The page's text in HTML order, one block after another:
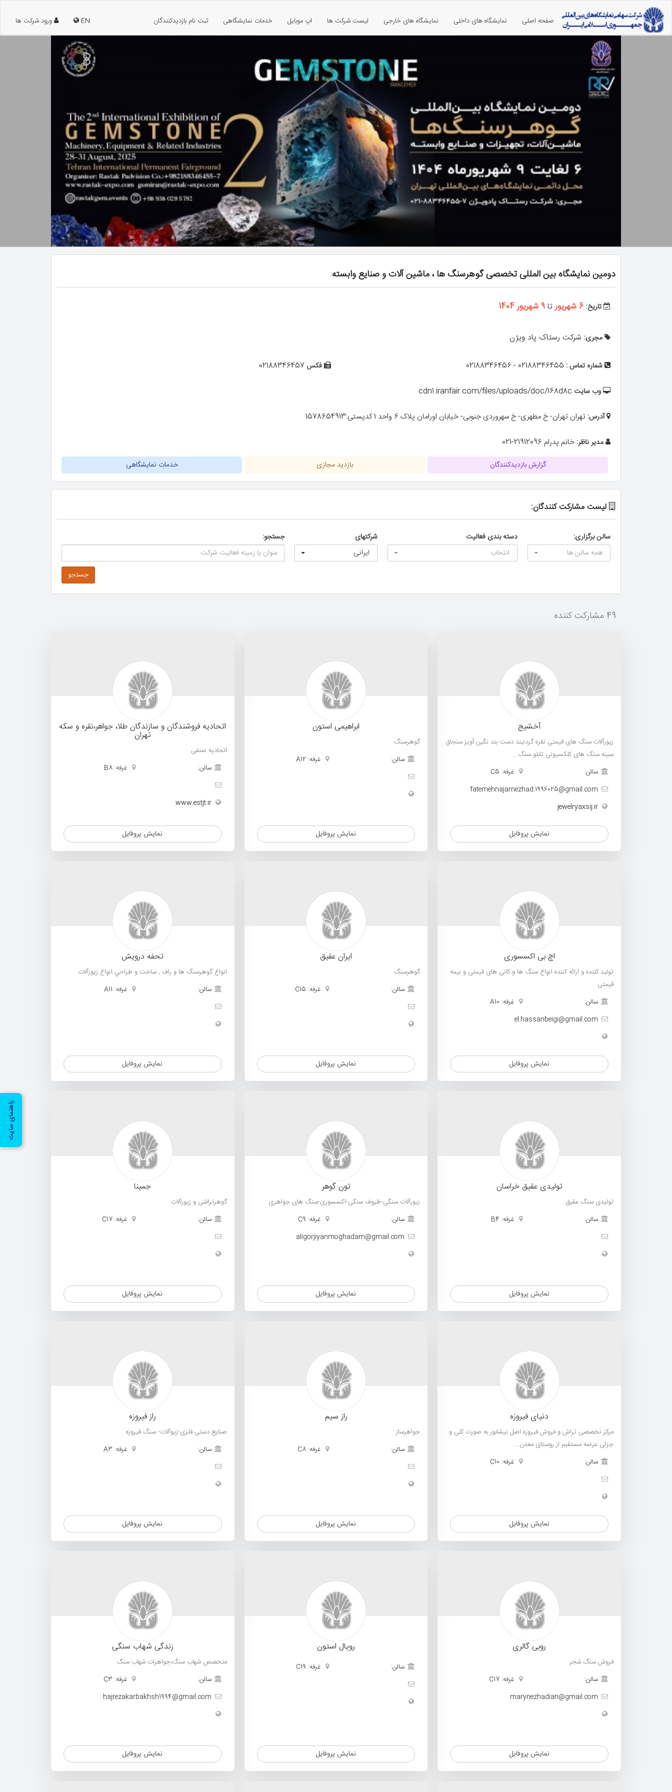
صفحه اصلی نمایشگاه های داخلی نمایشگاه های خارجی لیست شرکت ها اپ موبایل خدمات نمایشگاهی ثبت نام بازدیدکنندگان EN ورود شرکت ها
راهنمای سایت
دومین نمایشگاه بین المللی تخصصی گوهرسنگ ها ، ماشین آلات و صنایع وابسته
تاریخ: 6 شهریور تا9 شهریور 1404
مجری: شرکت رستاک پاد ویژن
شماره تماس : فکس
وب سایت cdn1.iranfair.com/files/uploads/doc/168d8c
آدرس: تهران تهران- خ مطهری- خ سهروردی جنوبی- خیابان اورامان پلاک 6 واحد 1 کدپستی:1578654913
مدیر ناظر: خانم پدرام 21912096-021
گزارش بازدیدکنندگان بازدید مجازی خدمات نمایشگاهی
لیست مشارکت کنندگان:
سالن برگزاری:
همه سالن ها
دسته بندی فعالیت
انتخاب
شرکتهای
ایرانی
جستجو:
جستجو
49 مشارکت کننده
آخشیج
زیورآلات سنگ های قیمتی نقره گردنبند دست بند نگین آویز سنجاق
سینه سنگ های کلکسیونی تابلو سنگ...
سالن:
غرفه: C5
jewelryaxsij.ir
نمایش پروفایل
ابراهیمی استون
گوهرسنگ
سالن:
غرفه: A12
نمایش پروفایل
اتحادیه فروشندگان و سازندگان طلا، جواهر،نقره و سکه
تهران
اتحادیه صنفی
سالن:
غرفه: B8
www.estjt.ir
نمایش پروفایل
اچ بی اکسسوری
تولید کننده و ارائه کننده انواع سنگ ها و کانی های قیمتی و نیمه
قیمتی
سالن:
غرفه: A10
نمایش پروفایل
ایران عقیق
گوهرسنگ
سالن:
غرفه: C15
نمایش پروفایل
تحفه درویش
انواع گوهرسنگ ها و راف , ساخت و طراحي انواع زيورآلات
سالن:
غرفه: A11
نمایش پروفایل
تولیدی عقیق خراسان
تولیدی سنگ عقیق
سالن:
غرفه: B4
نمایش پروفایل
تون گوهر
زیورآلات سنگی-ظروف سنگی-اکسسوری-سنگ های جواهری
سالن:
غرفه: C9
نمایش پروفایل
جمینا
گوهرتراشی و زیورآلات
سالن:
غرفه: C17
نمایش پروفایل
دنیای فیروزه
مرکز تخصصی تراش و فروش فیروزه اصل نیشابور به صورت کلی و
جزئی عرضه مستقیم از روستای معدن...
سالن:
غرفه: C10
نمایش پروفایل
راز سیم
جواهرساز
سالن:
غرفه: C8
نمایش پروفایل
راز فیروزه
صنایع دستی فلزی-زیوآلات- سنگ فیروزه
سالن:
غرفه: A3
نمایش پروفایل
روبی گالری
فروش سنگ شجر
سالن:
غرفه: C17
نمایش پروفایل
رویال استون
سالن: غرفه: C19
نمایش پروفایل
زندگی شهاب سنگی
متخصص شهاب سنگ،جواهرات شهاب سنگ
سالن:
غرفه: C3
نمایش پروفایل